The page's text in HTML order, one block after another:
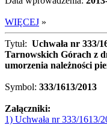
WIĘCEJ »
Tytuł: Uchwała nr 333/
Tarnowskich Górach z
umorzenia należności
Symbol: 333/1613/2013
Załączniki:
1) Uchwała nr 333/1613/